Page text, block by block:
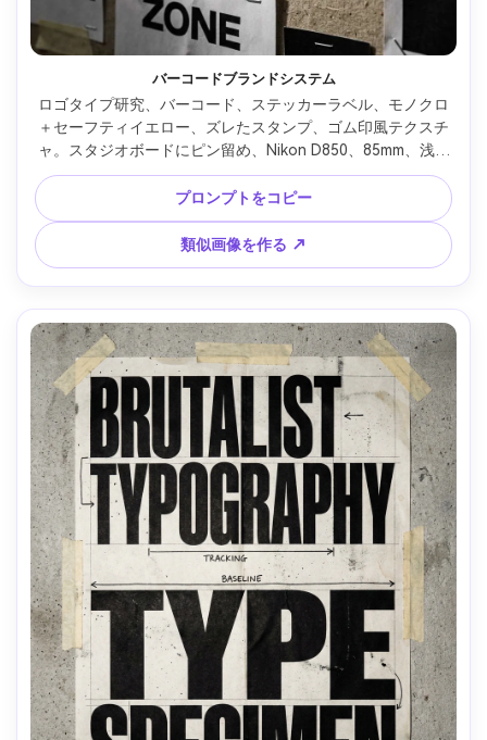
バーコードブランドシステム
ロゴタイプ研究、バーコード、ステッカーラベル、モノクロ
＋セーフティイエロー、ズレたスタンプ、ゴム印風テクスチ
ャ。スタジオボードにピン留め、Nikon D850、85mm、浅い
被写界深度、スタジオ照明、高解像度 --ar 4:5
プロンプトをコピー
類似画像を作る ↗